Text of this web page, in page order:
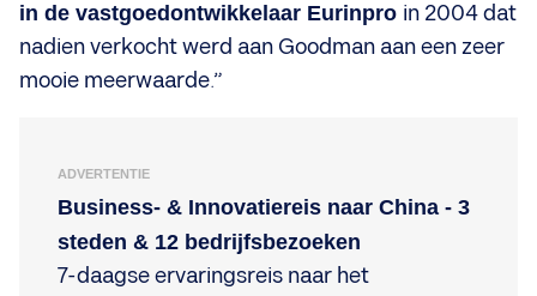
in de vastgoedontwikkelaar Eurinpro in 2004 dat
nadien verkocht werd aan Goodman aan een zeer
mooie meerwaarde.”
ADVERTENTIE
Business- & Innovatiereis naar China - 3
steden & 12 bedrijfsbezoeken
7-daagse ervaringsreis naar het